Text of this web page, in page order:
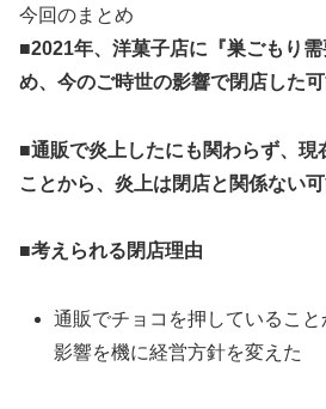
今回のまとめ
■2021年、洋菓子店に『巣ごもり
め、今のご時世の影響で閉店した
■通販で炎上したにも関わらず、現
ことから、炎上は閉店と関係ない
■考えられる閉店理由
通販でチョコを押していること
影響を機に経営方針を変えた